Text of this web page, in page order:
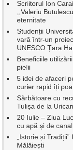
Scriitorul Ion
,,Valeriu
eternitate
Studenții
vară într-un
UNESCO Țara
Beneficiile
pielii
5 idei de afaceri
curier rapid îți
Sărbătoare cu
Tulișa de la
20 Iulie – Ziua
cu apă și de
„Istorie și
Mălăiești